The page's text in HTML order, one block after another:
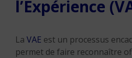
l’Expérience
La VAE est un processus
permet de faire reconnaître